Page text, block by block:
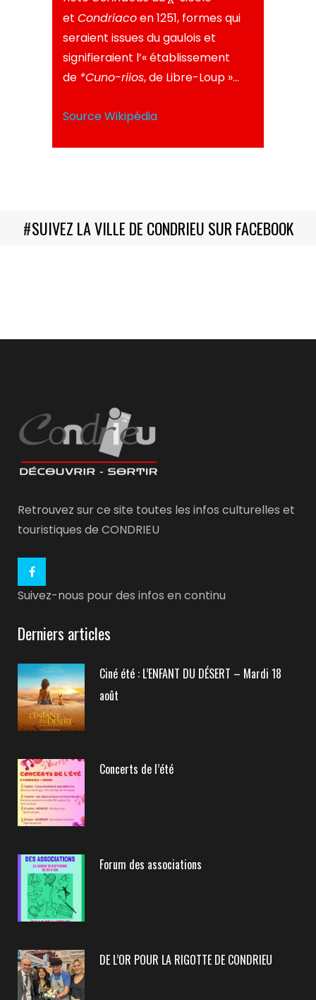
et Condriacoen 1251, formes qui
seraient issues dugauloiset
signifieraient l’« établissement
de *Cuno-riios, de Libre-Loup »…
Source Wikipédia
#SUIVEZ LA VILLE DE CONDRIEU SUR FACEBOOK
Retrouvez sur ce site toutes les infos culturelles et
touristiques de CONDRIEU
Suivez-nous pour des infos en continu
Derniers articles
Ciné été : L’ENFANT DU DÉSERT – Mardi 18
août
Concerts de l’été
Forum des associations
DE L’OR POUR LA RIGOTTE DE CONDRIEU